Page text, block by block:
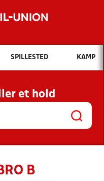
Hvad vil du søge efter?
OG NYHEDER
KLUBBER OG
SPILLESTED KAMP
et hold
B